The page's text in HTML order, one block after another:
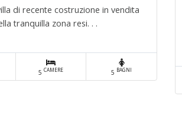
di recente costruzione in vendita
tranquilla zona resi. . .
5CAMERE 5 BAGNI